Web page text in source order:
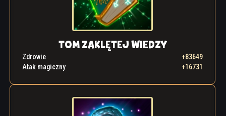
TOM ZAKLĘTEJ WIEDZY
Zdrowie
+83649
Atak magiczny
+16731